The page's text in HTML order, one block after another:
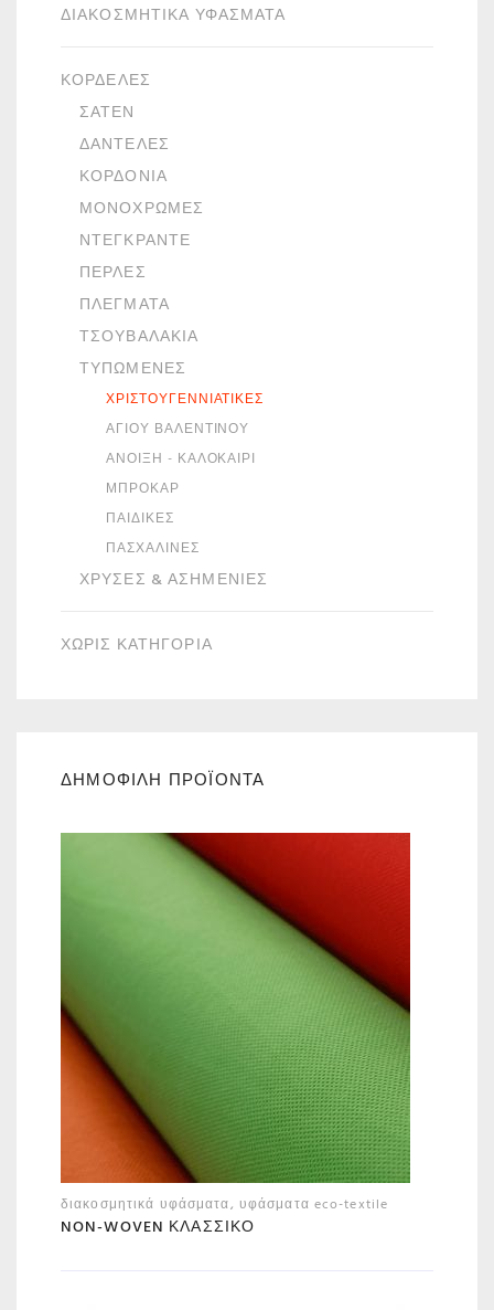
ΔΙΑΚΟΣΜΗΤΙΚΆ ΥΦΆΣΜΑΤΑ
ΚΟΡΔΈΛΕΣ
ΣΑΤΈΝ
ΔΑΝΤΈΛΕΣ
ΚΟΡΔΌΝΙΑ
ΜΟΝΌΧΡΩΜΕΣ
ΝΤΕΓΚΡΑΝΤΈ
ΠΈΡΛΕΣ
ΠΛΈΓΜΑΤΑ
ΤΣΟΥΒΑΛΆΚΙΑ
ΤΥΠΩΜΈΝΕΣ
ΧΡΙΣΤΟΥΓΕΝΝΙΆΤΙΚΕΣ
ΑΓΊΟΥ ΒΑΛΕΝΤΊΝΟΥ
ΆΝΟΙΞΗ - ΚΑΛΟΚΑΊΡΙ
ΜΠΡΟΚΆΡ
ΠΑΙΔΙΚΈΣ
ΠΑΣΧΑΛΙΝΈΣ
ΧΡΥΣΈΣ & ΑΣΗΜΈΝΙΕΣ
ΧΩΡΙΣ ΚΑΤΗΓΟΡΙΑ
ΔΗΜΟΦΙΛΗ ΠΡΟΪΟΝΤΑ
διακοσμητικά υφάσματα, υφάσματα eco-textile
NON-WOVEN ΚΛΑΣΣΙΚΌ